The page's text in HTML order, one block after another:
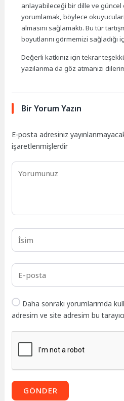
anlayabileceği bir dille ve
yorumlamak, böylece
almasını sağlamaktı. Bu tür
boyutlarını görmemizi sağladığı
Değerli katkınız için tekrar
yazılarıma da göz atmanızı
Bir Yorum Yazın
E-posta adresiniz
işaretlenmişlerdir
Daha sonraki yorumlarımda
adresim ve site adresim bu
GÖNDER